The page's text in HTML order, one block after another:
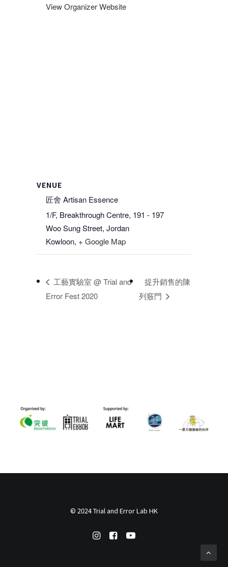
View Organizer Website
VENUE
匠舍 Artisan Essence
1/F, Breakthrough Centre, 191 - 197
Woo Sung Street, Jordan
Kowloon, + Google Map
工藝實驗室 @ Trial and
Error Fest 2020
提升銷售的陳
列竅門
© 2024 Trial and Error Lab HK